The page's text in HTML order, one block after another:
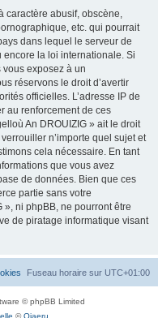
caractère abusif, obscène,
etc. qui pourrait
dans lequel le serveur de
encore la loi internationale. Si
exposez à un
réservons le droit d’avertir
officielles. L’adresse IP de
au renforcement de ces
An DROUIZIG » ait le droit
n’importe quel sujet et
cela nécessaire. En tant
que vous avez
de données. Bien que ces
partie sans votre
», ni phpBB, ne pourront être
de piratage informatique visant
Fuseau horaire sur UTC+01:00
© phpBB Limited
©Qiaeru